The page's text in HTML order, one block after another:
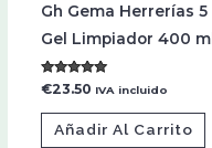
Gh Gema Herrerías 5
Gel Limpiador 400 ml
Valorado con
5.00
de 5
€23.50 IVA incluido
Añadir Al Carrito